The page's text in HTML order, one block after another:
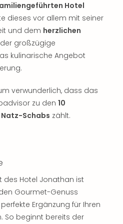
Hotel
dieses vor allem mit seiner
und dem herzlichen
großzügige
kulinarische Angebot
verwunderlich, dass das
zu den 10
Schabs zählt.
des Hotel Jonathan ist
Gourmet-Genuss
Ergänzung für Ihren
So beginnt bereits der